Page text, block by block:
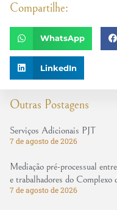
Outras Postagens
Serviços Adicionais PJT
7 de agosto de 2026
Mediação pré-processual
e trabalhadores do Complexo
7 de agosto de 2026
Compartilhe:
WhatsApp
LinkedIn